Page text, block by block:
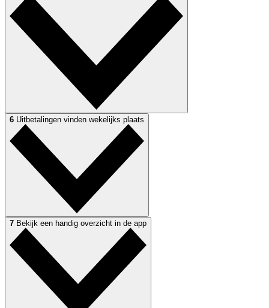
6 Uitbetalingen vinden wekelijks plaats
7 Bekijk een handig overzicht in de app